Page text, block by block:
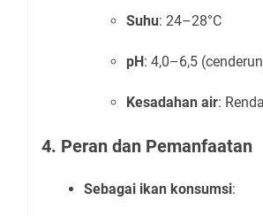
Suhu: 24–28°C
pH: 4,0–6,5
Kesadahan air:
4. Peran dan Pemanfaatan
Sebagai ikan konsumsi: